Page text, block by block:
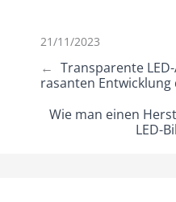
21/11/2023
← Transparente
rasanten
Wie man einen
LED-